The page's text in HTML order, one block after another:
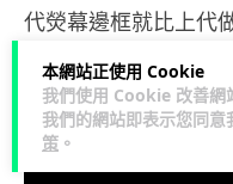
本網站正使用 Cookie
我們使用 Cookie 改善網
我們的網站即表示您同意
策 。
代熒幕邊框就比上代
闊。而上代加入的
留，亦未有新增功
了。